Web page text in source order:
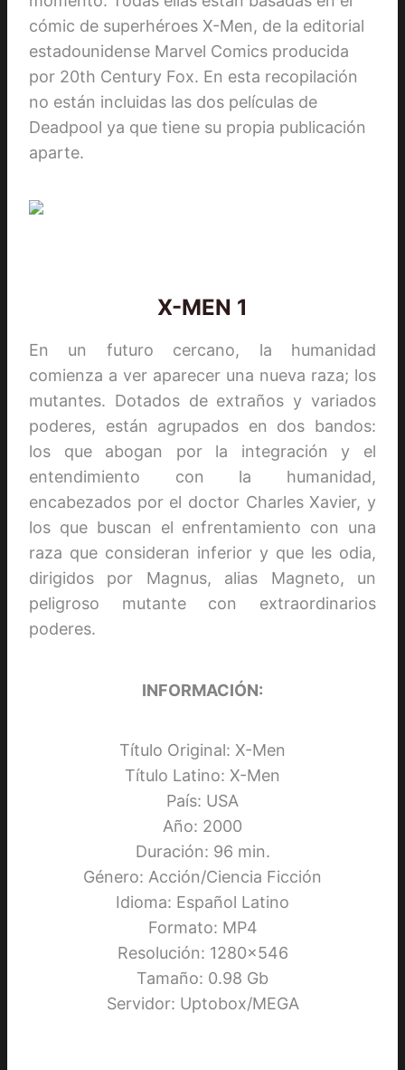
cómic de superhéroes X-Men, de la editorial
estadounidense Marvel Comics producida
por 20th Century Fox. En esta recopilación
no están incluidas las dos películas de
Deadpool ya que tiene su propia publicación
aparte.
X-MEN 1
En un futuro cercano, la humanidad
comienza a ver aparecer una nueva raza; los
mutantes. Dotados de extraños y variados
poderes, están agrupados en dos bandos:
los que abogan por la integración y el
entendimiento con la humanidad,
encabezados por el doctor Charles Xavier, y
los que buscan el enfrentamiento con una
raza que consideran inferior y que les odia,
dirigidos por Magnus, alias Magneto, un
peligroso mutante con extraordinarios
poderes.
INFORMACIÓN:
Título Original: X-Men
Título Latino: X-Men
País: USA
Año: 2000
Duración: 96 min.
Género: Acción/Ciencia Ficción
Idioma: Español Latino
Formato: MP4
Resolución: 1280×546
Tamaño: 0.98 Gb
Servidor: Uptobox/MEGA